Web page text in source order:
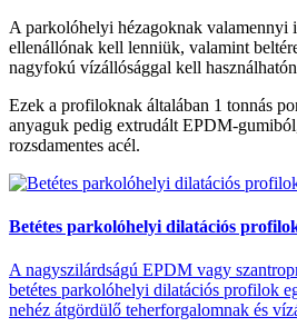
A parkolóhelyi hézagoknak valamennyi
ellenállónak kell lenniük, valamint
nagyfokú vízállósággal kell
Ezek a profiloknak általában 1 tonnás
anyaguk pedig extrudált EPDM-
rozsdamentes acél.
Betétes parkolóhelyi dilatációs
A nagyszilárdságú EPDM vagy
betétes parkolóhelyi dilatációs profilok
nehéz átgördülő teherforgalomnak és